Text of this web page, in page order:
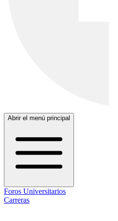
Abrir el menú principal
Foros Universitarios
Carreras